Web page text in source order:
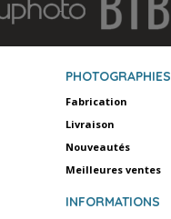
PHOTOGRAPHIES
Fabrication
Livraison
Nouveautés
Meilleures ventes
INFORMATIONS